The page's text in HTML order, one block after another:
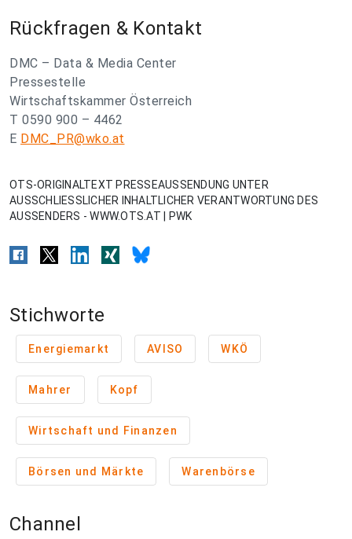
Rückfragen & Kontakt
DMC – Data & Media Center
Pressestelle
Wirtschaftskammer Österreich
T 0590 900 – 4462
E DMC_PR@wko.at
OTS-ORIGINALTEXT PRESSEAUSSENDUNG UNTER
AUSSCHLIESSLICHER INHALTLICHER VERANTWORTUNG DES
AUSSENDERS - WWW.OTS.AT | PWK
Stichworte
Energiemarkt AVISO WKÖ
Mahrer Kopf
Wirtschaft und Finanzen
Börsen und Märkte Warenbörse
Channel